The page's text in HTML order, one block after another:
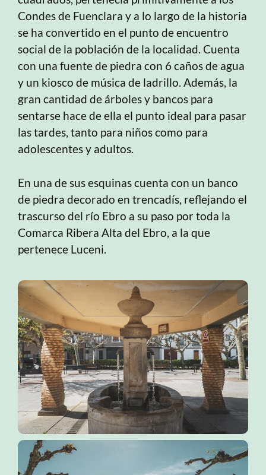
Condes de Fuenclara y a lo largo de la historia
se ha convertido en el punto de encuentro
social de la población de la localidad. Cuenta
con una fuente de piedra con 6 caños de agua
y un kiosco de música de ladrillo. Además, la
gran cantidad de árboles y bancos para
sentarse hace de ella el punto ideal para pasar
las tardes, tanto para niños como para
adolescentes y adultos.
En una de sus esquinas cuenta con un banco
de piedra decorado en trencadís, reflejando el
trascurso del río Ebro a su paso por toda la
Comarca Ribera Alta del Ebro, a la que
pertenece Luceni.